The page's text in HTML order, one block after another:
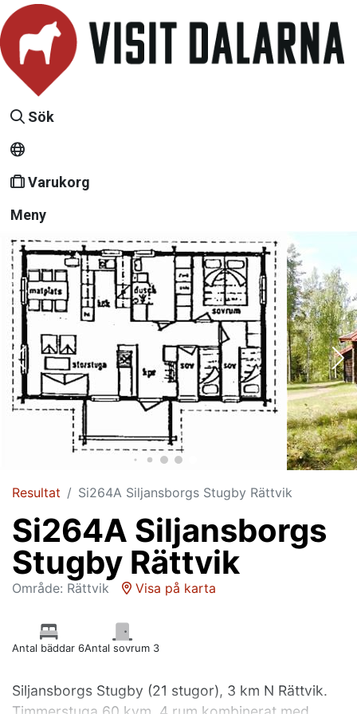
Sök
Varukorg
Meny
Resultat Si264A Siljansborgs Stugby Rättvik
Si264A Siljansborgs
Stugby Rättvik
Område: Rättvik Visa på karta
Antal bäddar 6Antal sovrum 3
Siljansborgs Stugby (21 stugor), 3 km N Rättvik.